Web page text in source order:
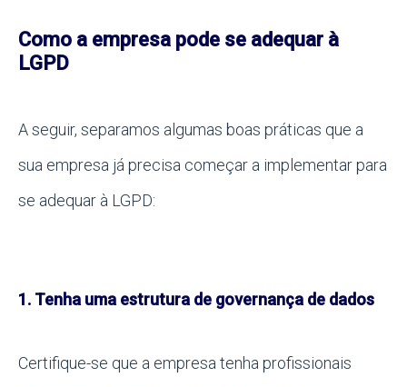
Como a empresa pode se adequar à
LGPD
A seguir, separamos algumas boas práticas que a
sua empresa já precisa começar a implementar para
se adequar à LGPD:
1. Tenha uma estrutura de governança de dados
Certifique-se que a empresa tenha profissionais